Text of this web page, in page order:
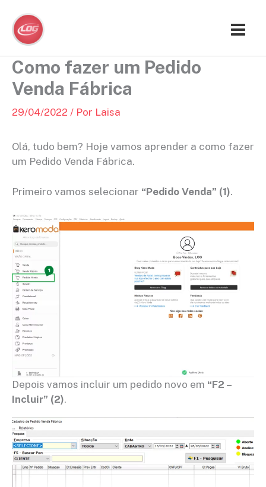
para
conteúdo
Como fazer um Pedido
Venda Fábrica
29/04/2022 / Por Laisa
Olá, tudo bem? Hoje vamos aprender a como fazer
um Pedido Venda Fábrica.
Primeiro vamos selecionar “Pedido Venda” (1).
Depois vamos incluir um pedido novo em “F2 –
Incluir” (2).